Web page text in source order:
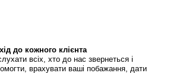
до кожного клієнта
всіх, хто до нас звернеться і
врахувати ваші побажання, дати